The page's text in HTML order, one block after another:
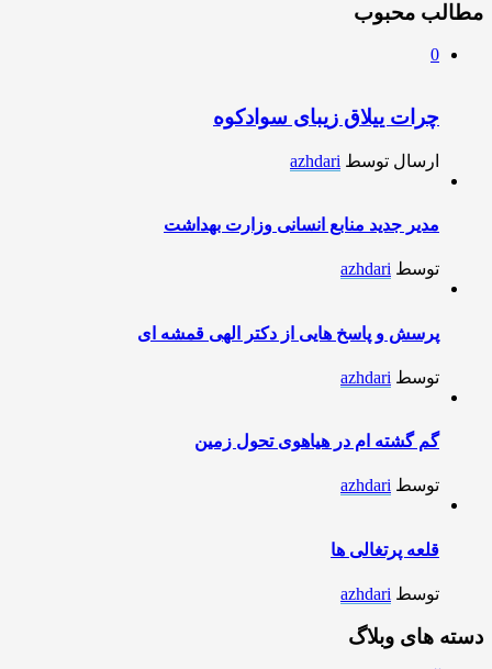
مطالب محبوب
0
چرات ییلاق زیبای سوادکوه
ارسال توسط azhdari
مدیر جدید منابع انسانی وزارت بهداشت
توسط azhdari
پرسش و پاسخ هایی از دکتر الهی قمشه ای
توسط azhdari
گم گشته ام در هیاهوی تحول زمین
توسط azhdari
قلعه پرتغالی ها
توسط azhdari
دسته های وبلاگ